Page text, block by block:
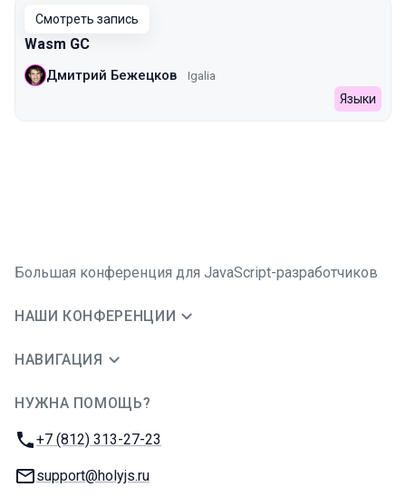
Смотреть запись
Wasm GC
Дмитрий Бежецков Igalia
Языки
Большая конференция для JavaScript-разработчиков
НАШИ КОНФЕРЕНЦИИ
НАВИГАЦИЯ
НУЖНА ПОМОЩЬ?
Телефон:
+7 (812) 313-27-23
E-mail:
support@holyjs.ru